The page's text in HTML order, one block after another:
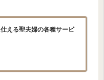
える聖夫婦の各種サービ